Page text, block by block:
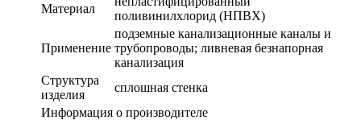
Материал
поливинилхлорид (НПВХ)
Применение
подземные канализационные каналы и
трубопроводы; ливневая безнапорная
канализация
Структура
изделия
сплошная стенка
Информация о производителе